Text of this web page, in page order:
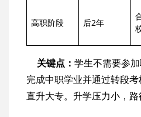
高职阶段 后2年
关键点： 学生不需要参
完成中职学业并通过转段
直升大专。升学压力小，路